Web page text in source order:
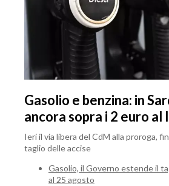
Gasolio e benzina: in
ancora sopra i 2 euro al
Ieri il via libera del CdM alla proroga,
taglio delle accise
Gasolio, il Governo estende il
al 25 agosto